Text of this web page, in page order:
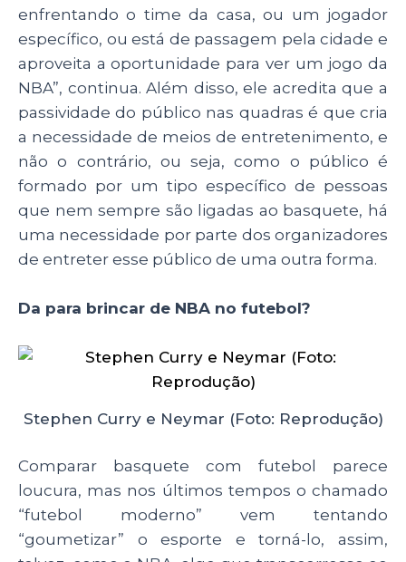
enfrentando o time da casa, ou um jogador
específico, ou está de passagem pela cidade e
aproveita a oportunidade para ver um jogo da
NBA”, continua. Além disso, ele acredita que a
passividade do público nas quadras é que cria
a necessidade de meios de entretenimento, e
não o contrário, ou seja, como o público é
formado por um tipo específico de pessoas
que nem sempre são ligadas ao basquete, há
uma necessidade por parte dos organizadores
de entreter esse público de uma outra forma.
Da para brincar de NBA no futebol?
Stephen Curry e Neymar (Foto: Reprodução)
Comparar basquete com futebol parece
loucura, mas nos últimos tempos o chamado
“futebol moderno” vem tentando
“goumetizar” o esporte e torná-lo, assim,